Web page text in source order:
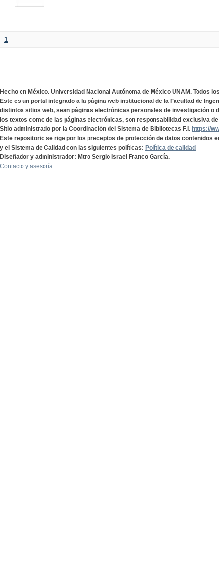
1
Hecho en México. Universidad Nacional Autónoma de México UNAM. Todos
Este es un portal integrado a la página web institucional de la Facultad de
distintos sitios web, sean páginas electrónicas personales de investigación o
los textos como de las páginas electrónicas, son responsabilidad exclusiva
Sitio administrado por la Coordinación del Sistema de Bibliotecas F.I. https://
Este repositorio se rige por los preceptos de protección de datos contenidos
y el Sistema de Calidad con las siguientes políticas: Política de calidad
Diseñador y administrador: Mtro Sergio Israel Franco García.
Contacto y asesoría